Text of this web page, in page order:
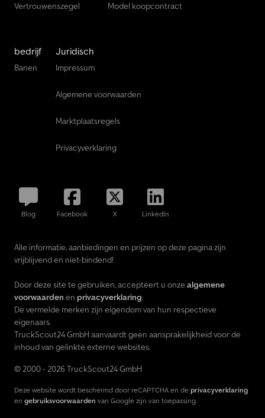
Vertrouwenszegel Model koopcontract
bedrijf
Banen
Juridisch
Impressum
Algemene voorwaarden
Marktplaatsregels
Privacyverklaring
Blog Facebook X LinkedIn
Alle informatie, aanbiedingen en prijzen op deze pagina zijn
vrijblijvend en niet-bindend!
Door deze site te gebruiken, accepteert u onze algemene
voorwaarden en privacyverklaring.
De vermelde merken zijn eigendom van hun respectieve
eigenaars.
TruckScout24 GmbH aanvaardt geen aansprakelijkheid voor de
inhoud van gelinkte externe websites.
© 2000 - 2026 TruckScout24 GmbH
Deze website wordt beschermd door reCAPTCHA en de privacyverklaring
en gebruiksvoorwaarden van Google zijn van toepassing.